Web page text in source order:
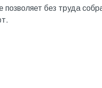
позволяет без труда